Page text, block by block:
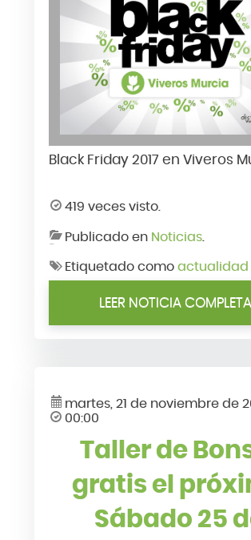
Black Friday 2017 en Viveros
419 veces visto.
Publicado en Noticias.
Etiquetado como actualidad
LEER NOTICIA
martes, 21 de noviembre de
00:00
Taller de
gratis el
Sábado 25